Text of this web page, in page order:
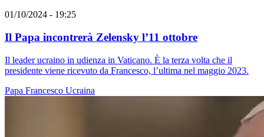
01/10/2024 - 19:25
Il Papa incontrerà Zelensky l’11 ottobre
Il leader ucraino in udienza in Vaticano. È la terza volta che il
presidente viene ricevuto da Francesco, l’ultima nel maggio 2023.
Papa Francesco Ucraina